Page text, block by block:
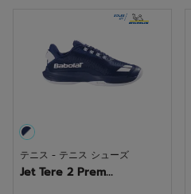
す。
テニス - テニス シューズ
Jet Tere 2 Prem...